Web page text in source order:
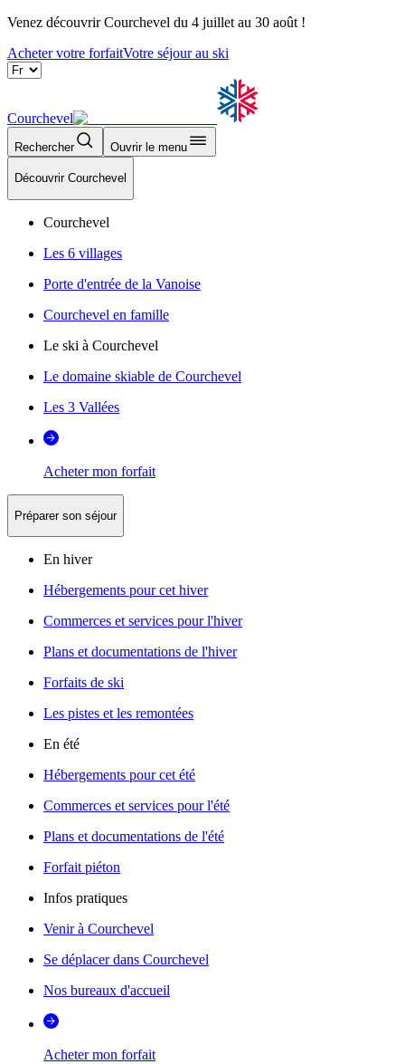
Venez découvrir Courchevel du 4 juillet au 30 août !
Acheter votre forfaitVotre séjour au ski
Courchevel
Rechercher Ouvrir le menu
Découvrir Courchevel
Courchevel
Les 6 villages
Porte d'entrée de la Vanoise
Courchevel en famille
Le ski à Courchevel
Le domaine skiable de Courchevel
Les 3 Vallées
Acheter mon forfait
Préparer son séjour
En hiver
Hébergements pour cet hiver
Commerces et services pour l'hiver
Plans et documentations de l'hiver
Forfaits de ski
Les pistes et les remontées
En été
Hébergements pour cet été
Commerces et services pour l'été
Plans et documentations de l'été
Forfait piéton
Infos pratiques
Venir à Courchevel
Se déplacer dans Courchevel
Nos bureaux d'accueil
Acheter mon forfait